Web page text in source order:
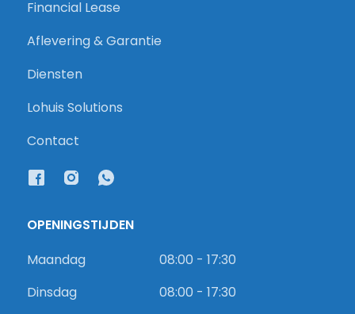
Financial Lease
Aflevering & Garantie
Diensten
Lohuis Solutions
Contact
OPENINGSTIJDEN
Maandag
08:00 - 17:30
Dinsdag
08:00 - 17:30